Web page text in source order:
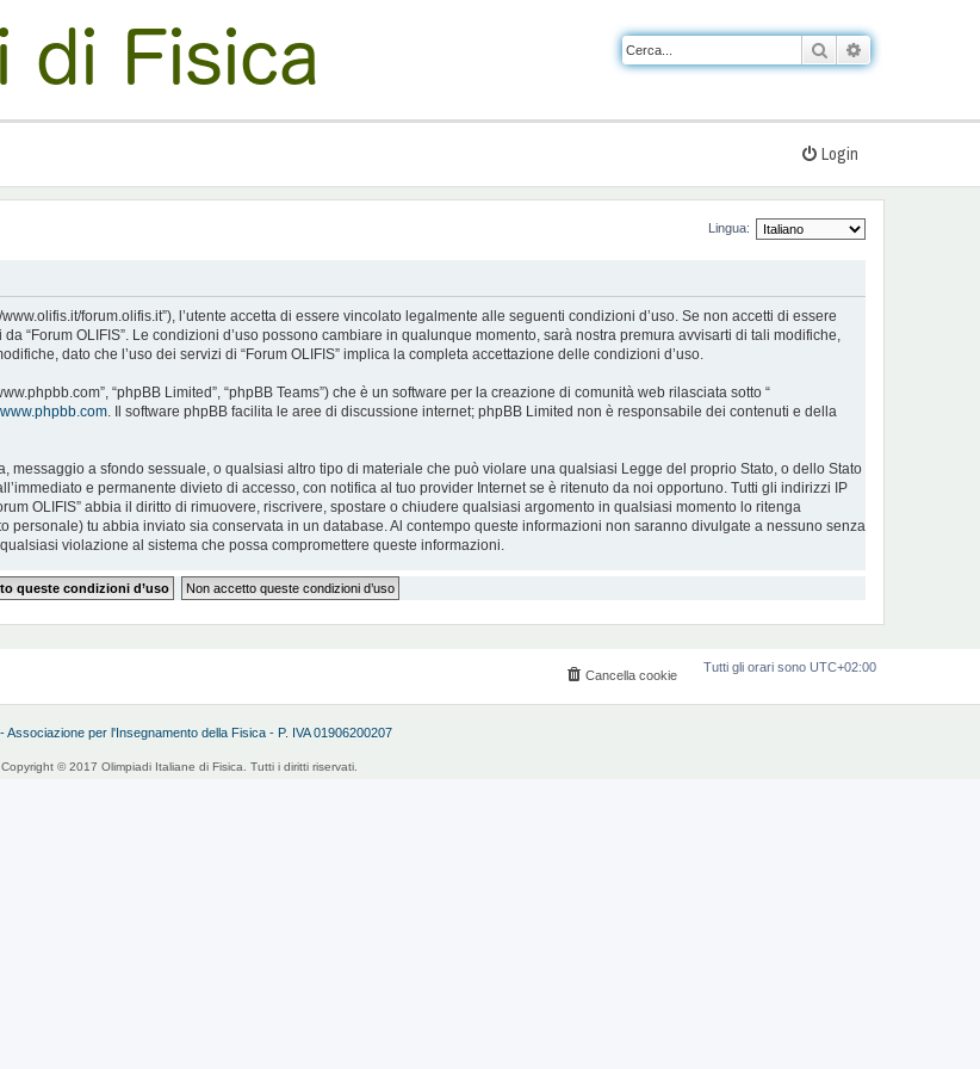
Cerca
Login
Lingua:
www.olifis.it/forum.olifis.it”), l’utente accetta di essere vincolato legalmente alle seguenti condizioni d’uso. Se non accetti di essere
“Forum OLIFIS”. Le condizioni d’uso possono cambiare in qualunque momento, sarà nostra premura avvisarti di tali modifiche,
dato che l’uso dei servizi di “Forum OLIFIS” implica la completa accettazione delle condizioni d’uso.
“phpBB Limited”, “phpBB Teams”) che è un software per la creazione di comunità web rilasciata sotto “
www.phpbb.com . Il software phpBB facilita le aree di discussione internet; phpBB Limited non è responsabile dei contenuti e della
a sfondo sessuale, o qualsiasi altro tipo di materiale che può violare una qualsiasi Legge del proprio Stato, o dello Stato
e permanente divieto di accesso, con notifica al tuo provider Internet se è ritenuto da noi opportuno. Tutti gli indirizzi IP
OLIFIS” abbia il diritto di rimuovere, riscrivere, spostare o chiudere qualsiasi argomento in qualsiasi momento lo ritenga
tu abbia inviato sia conservata in un database. Al contempo queste informazioni non saranno divulgate a nessuno senza
violazione al sistema che possa compromettere queste informazioni.
Tutti gli orari sono UTC+02:00
Cancella cookie
Associazione per l'Insegnamento della Fisica - P. IVA 01906200207
Copyright © 2017 Olimpiadi Italiane di Fisica. Tutti i diritti riservati.